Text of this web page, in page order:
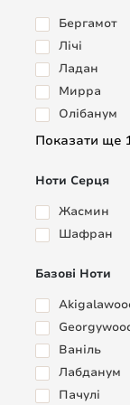
Бергамот
Лічі
Ладан
Мирра
Олібанум
Показати ще
Ноти Серця
Жасмин
Шафран
Базові Ноти
Ваніль
Лабданум
Пачулі